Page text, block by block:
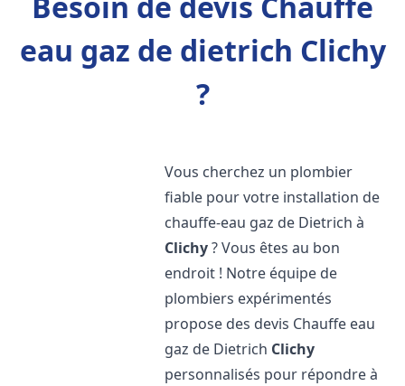
eau gaz de dietrich Clichy
?
Vous cherchez un plombier
fiable pour votre installation de
chauffe-eau gaz de Dietrich à
Clichy? Vous êtes au bon
endroit ! Notre équipe de
plombiers expérimentés
propose des devis Chauffe eau
gaz de Dietrich Clichy
personnalisés pour répondre à